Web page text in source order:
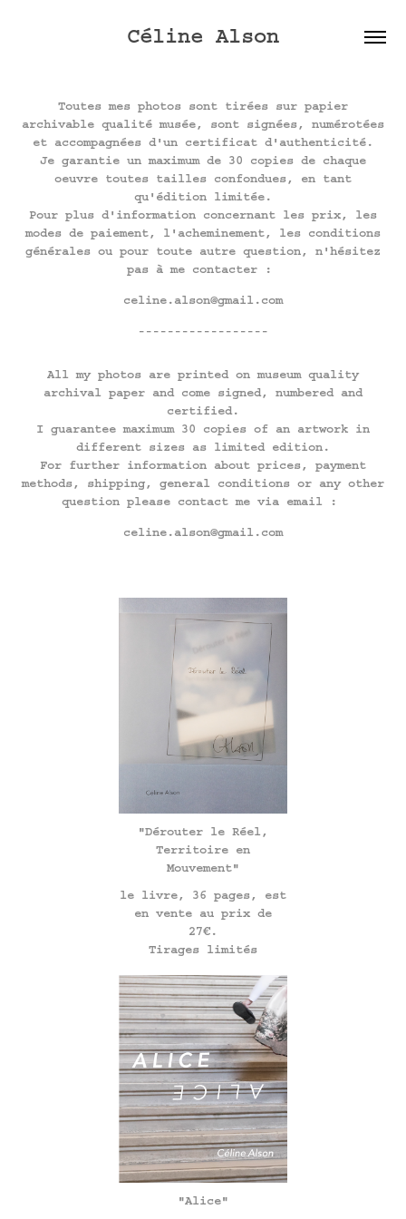
Céline Alson
Toutes mes photos sont tirées sur papier
archivable qualité musée, sont signées, numérotées
et accompagnées d'un certificat d'authenticité.
Je garantie un maximum de 30 copies de chaque
oeuvre toutes tailles confondues, en tant
qu'édition limitée.
Pour plus d'information concernant les prix, les
modes de paiement, l'acheminement, les conditions
générales ou pour toute autre question, n'hésitez
pas à me contacter :
celine.alson@gmail.com
------------------
All my photos are printed on museum quality
archival paper and come signed, numbered and
certified.
I guarantee maximum 30 copies of an artwork in
different sizes as limited edition.
For further information about prices, payment
methods, shipping, general conditions or any other
question please contact me via email :
celine.alson@gmail.com
"Dérouter le Réel,
Territoire en
Mouvement"
le livre, 36 pages, est
en vente au prix de
27€.
Tirages limités
"Alice"